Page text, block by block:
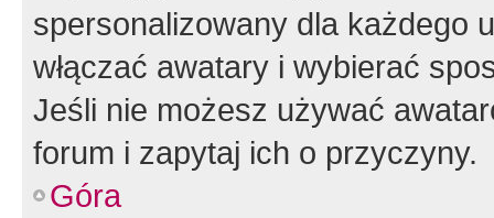
spersonalizowany dla każdego
włączać awatary i wybierać
Jeśli nie możesz używać
forum i zapytaj ich o przyczyny.
Góra